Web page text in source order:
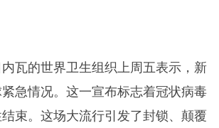
瓦的世界卫生组织上周五表示，新
急情况。这一宣布标志着冠状病毒
束。这场大流行引发了封锁、颠覆